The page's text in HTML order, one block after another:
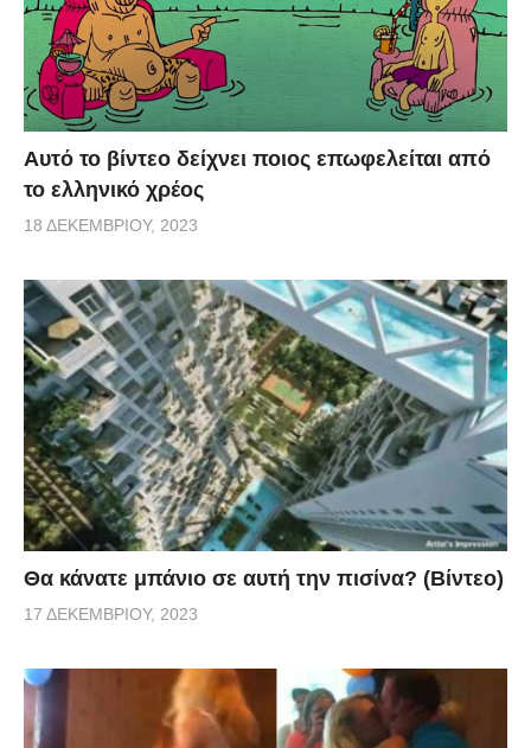
Αυτό το βίντεο δείχνει ποιος επωφελείται από
το ελληνικό χρέος
18 ΔΕΚΕΜΒΡΊΟΥ, 2023
Θα κάνατε μπάνιο σε αυτή την πισίνα? (Βίντεο)
17 ΔΕΚΕΜΒΡΊΟΥ, 2023